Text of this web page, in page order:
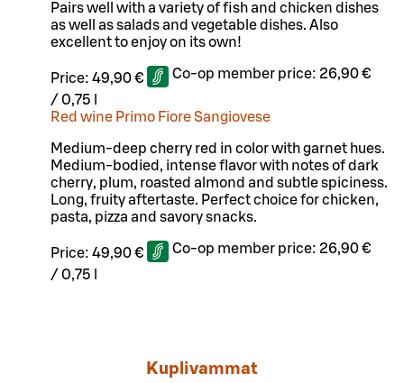
Pairs well with a variety of fish and chicken dishes
as well as salads and vegetable dishes. Also
excellent to enjoy on its own!
Price: 49,90 € Co-op member price: 26,90 €
/ 0,75 l
Red wine Primo Fiore Sangiovese
Medium-deep cherry red in color with garnet hues.
Medium-bodied, intense flavor with notes of dark
cherry, plum, roasted almond and subtle spiciness.
Long, fruity aftertaste. Perfect choice for chicken,
pasta, pizza and savory snacks.
Price: 49,90 € Co-op member price: 26,90 €
/ 0,75 l
Kuplivammat